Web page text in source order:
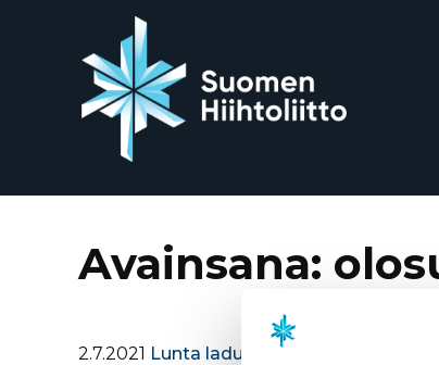
Avainsana:
2.7.2021 Lunta ladulle! – Olosuhdetyötä